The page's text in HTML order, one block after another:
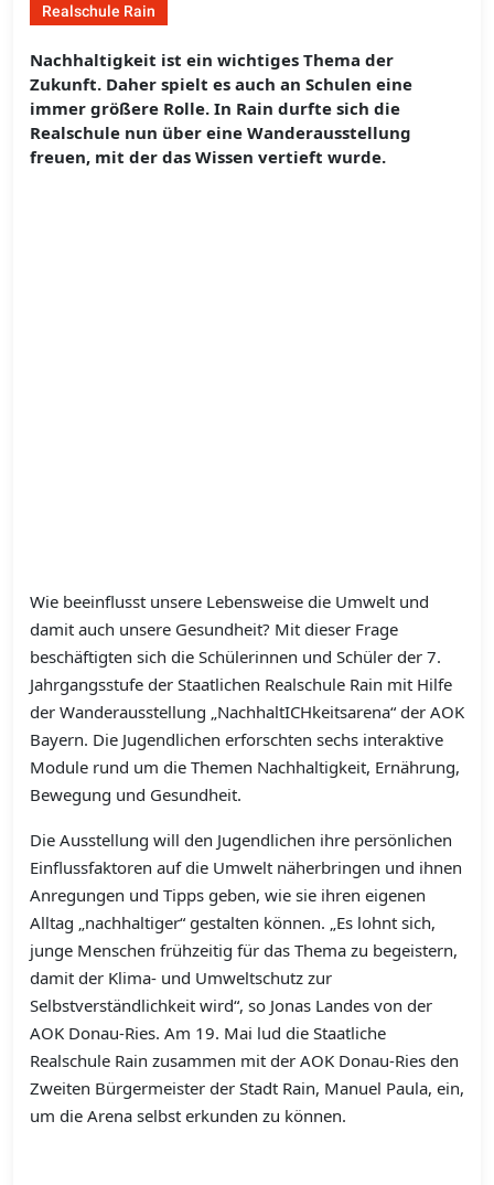
Realschule Rain
Nachhaltigkeit ist ein wichtiges Thema der
Zukunft. Daher spielt es auch an Schulen eine
immer größere Rolle. In Rain durfte sich die
Realschule nun über eine Wanderausstellung
freuen, mit der das Wissen vertieft wurde.
Wie beeinflusst unsere Lebensweise die Umwelt und
damit auch unsere Gesundheit? Mit dieser Frage
beschäftigten sich die Schülerinnen und Schüler der 7.
Jahrgangsstufe der Staatlichen Realschule Rain mit Hilfe
der Wanderausstellung „NachhaltICHkeitsarena“ der AOK
Bayern. Die Jugendlichen erforschten sechs interaktive
Module rund um die Themen Nachhaltigkeit, Ernährung,
Bewegung und Gesundheit.
Die Ausstellung will den Jugendlichen ihre persönlichen
Einflussfaktoren auf die Umwelt näherbringen und ihnen
Anregungen und Tipps geben, wie sie ihren eigenen
Alltag „nachhaltiger“ gestalten können. „Es lohnt sich,
junge Menschen frühzeitig für das Thema zu begeistern,
damit der Klima- und Umweltschutz zur
Selbstverständlichkeit wird“, so Jonas Landes von der
AOK Donau-Ries. Am 19. Mai lud die Staatliche
Realschule Rain zusammen mit der AOK Donau-Ries den
Zweiten Bürgermeister der Stadt Rain, Manuel Paula, ein,
um die Arena selbst erkunden zu können.